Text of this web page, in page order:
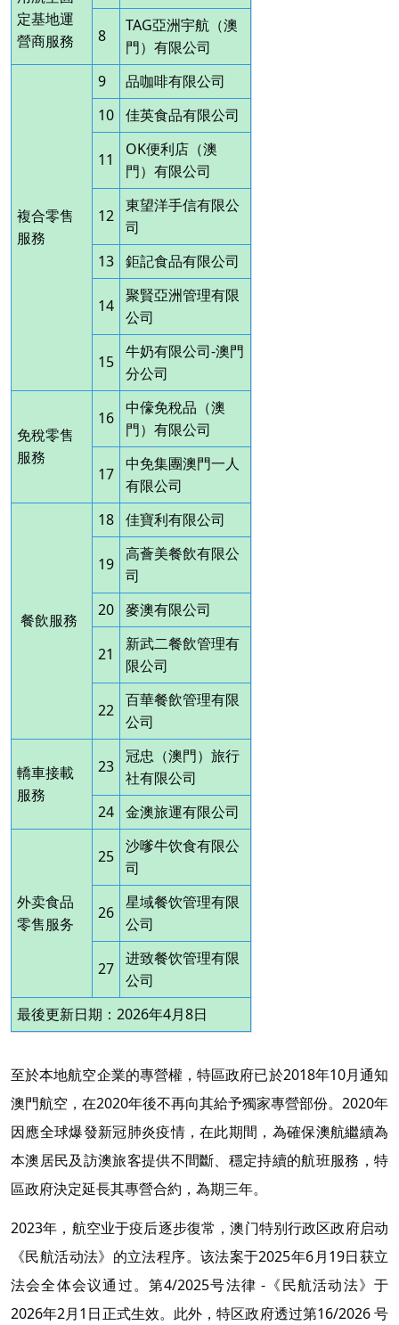
定基地運
營商服務
8
TAG亞洲宇航（澳
門）有限公司
複合零售
服務
9
品咖啡有限公司
10 佳英食品有限公司
11
OK便利店（澳
門）有限公司
12
東望洋手信有限公
司
13 鉅記食品有限公司
14
聚賢亞洲管理有限
公司
15
牛奶有限公司-澳門
分公司
免稅零售
服務
16
中儫免稅品（澳
門）有限公司
17
中免集團澳門一人
有限公司
餐飲服務
18 佳寶利有限公司
19
高薈美餐飲有限公
司
20 麥澳有限公司
21
新武二餐飲管理有
限公司
22
百華餐飲管理有限
公司
轎車接載
服務
23
冠忠（澳門）旅行
社有限公司
24 金澳旅運有限公司
外卖食品
零售服务
25
沙嗲牛饮食有限公
司
26
星域餐饮管理有限
公司
27
进致餐饮管理有限
公司
最後更新日期：2026年4月8日
至於本地航空企業的專營權，特區政府已於2018年10月通知
澳門航空，在2020年後不再向其給予獨家專營部份。2020年
因應全球爆發新冠肺炎疫情，在此期間，為確保澳航繼續為
本澳居民及訪澳旅客提供不間斷、穩定持續的航班服務，特
區政府決定延長其專營合約，為期三年。
2023年，航空业于疫后逐步復常，澳门特别行政区政府启动
《民航活动法》的立法程序。该法案于2025年6月19日获立
法会全体会议通过。第4/2025号法律 -《民航活动法》于
2026年2月1日正式生效。此外，特区政府透过第16/2026 号